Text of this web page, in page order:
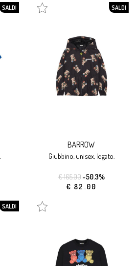
SALDI SALDI
BARROW
giubbino, unisex, logato.
€ 165.00-50.3%
€ 82.00
SALDI